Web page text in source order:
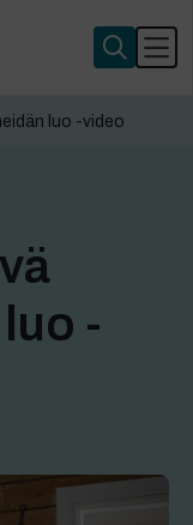
luo -video
-